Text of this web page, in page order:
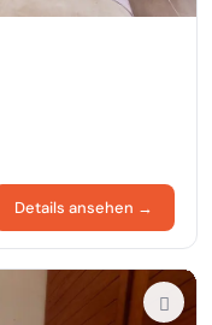
Details ansehen →